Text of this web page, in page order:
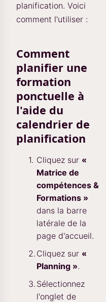
planification. Voici
comment l'utiliser :
Comment
planifier une
formation
ponctuelle à
l'aide du
calendrier de
planification
Cliquez sur «
Matrice de
compétences &
Formations »
dans la barre
latérale de la
page d'accueil.
Cliquez sur «
Planning ».
Sélectionnez
l'onglet de